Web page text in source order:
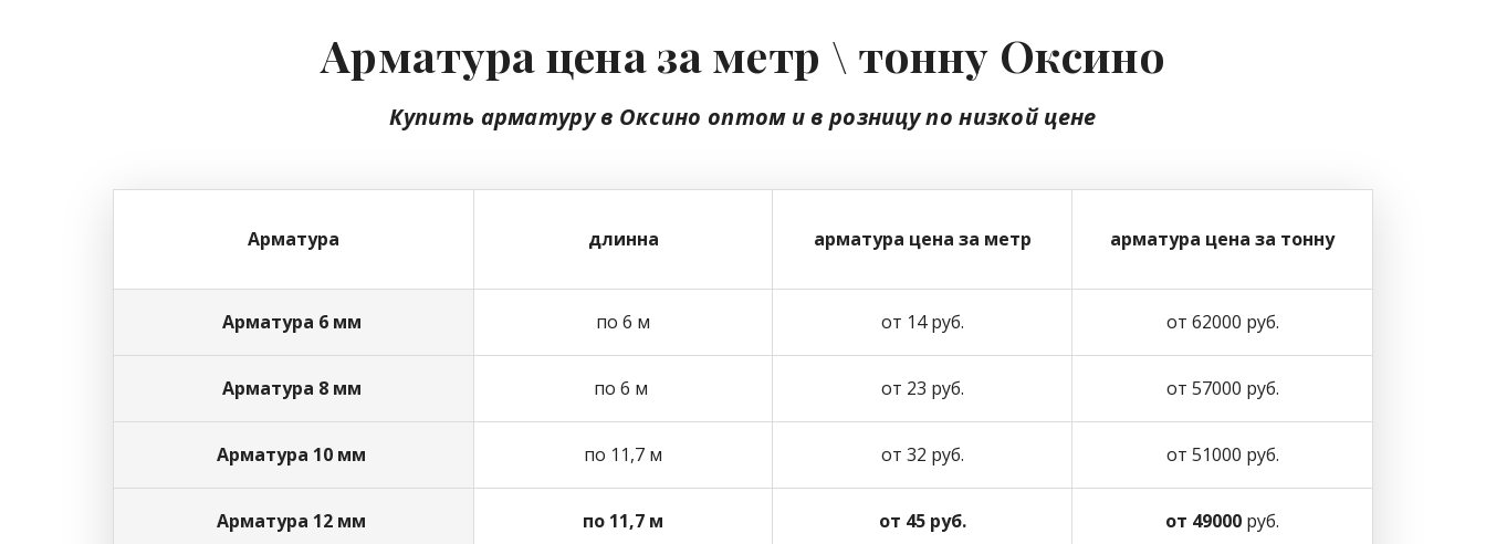
Арматура цена за метр \ тонну Оксино
Купить арматуру в Оксино оптоми в розницупо низкой цене
Арматура длинна арматура цена за метр арматура цена за тонну
Арматура 6 мм по 6 м от 14 руб. от 62000 руб.
Арматура 8 мм по 6 м от 23 руб. от 57000 руб.
Арматура 10 мм по 11,7 м от 32 руб. от 51000 руб.
Арматура 12 мм по 11,7 м от 45 руб. от 49000 руб.